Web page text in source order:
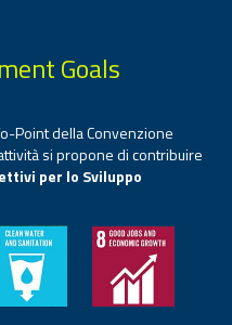
Goals
Point della Convenzione
si propone di contribuire
per lo Sviluppo